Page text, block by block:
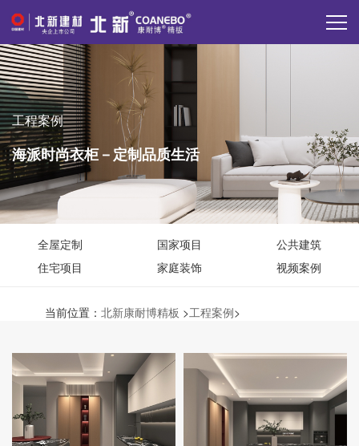
工程案例
海派时尚衣柜－定制品质生活
全屋定制 国家项目
公共建筑
住宅项目
家庭装饰 视频案例
当前位置： 北新康耐博精板 >工程案例>